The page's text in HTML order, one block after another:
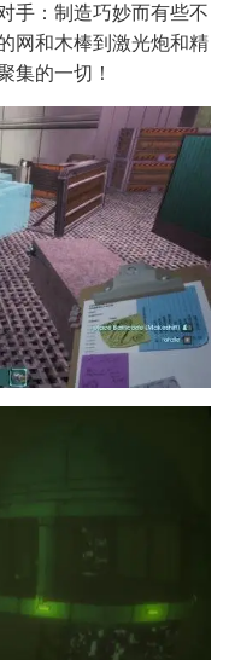
手：制造巧妙而有些不
网和木棒到激光炮和精
的一切！